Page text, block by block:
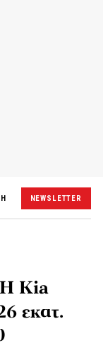
NEWSLETTER
Η Kia
εκατ.